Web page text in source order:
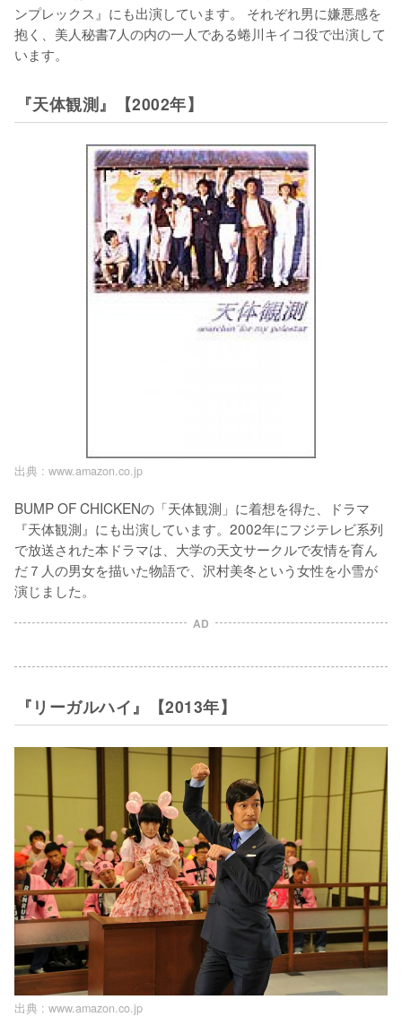
ンプレックス』にも出演しています。 それぞれ男に嫌悪感を
抱く、美人秘書7人の内の一人である蜷川キイコ役で出演して
います。
『天体観測』【2002年】
出典 : www.amazon.co.jp
BUMP OF CHICKENの「天体観測」に着想を得た、ドラマ
『天体観測』にも出演しています。2002年にフジテレビ系列
で放送された本ドラマは、大学の天文サークルで友情を育ん
だ７人の男女を描いた物語で、沢村美冬という女性を小雪が
演じました。
AD
『リーガルハイ』【2013年】
出典 : www.amazon.co.jp